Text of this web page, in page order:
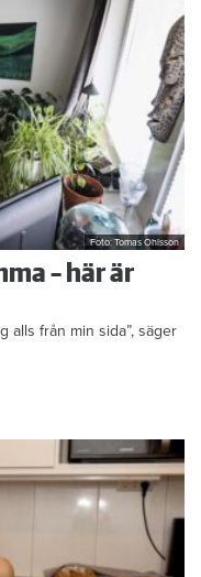
Foto: Tomas Ohlsson
– här är
alls från min sida”, säger